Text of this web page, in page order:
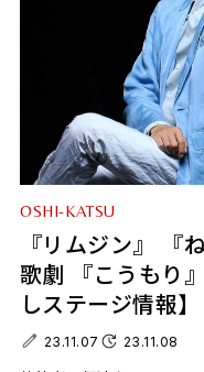
OSHI-KATSU
『リムジン』 『
歌劇 『こうもり
しステージ情報】
23.11.07 23.11.08